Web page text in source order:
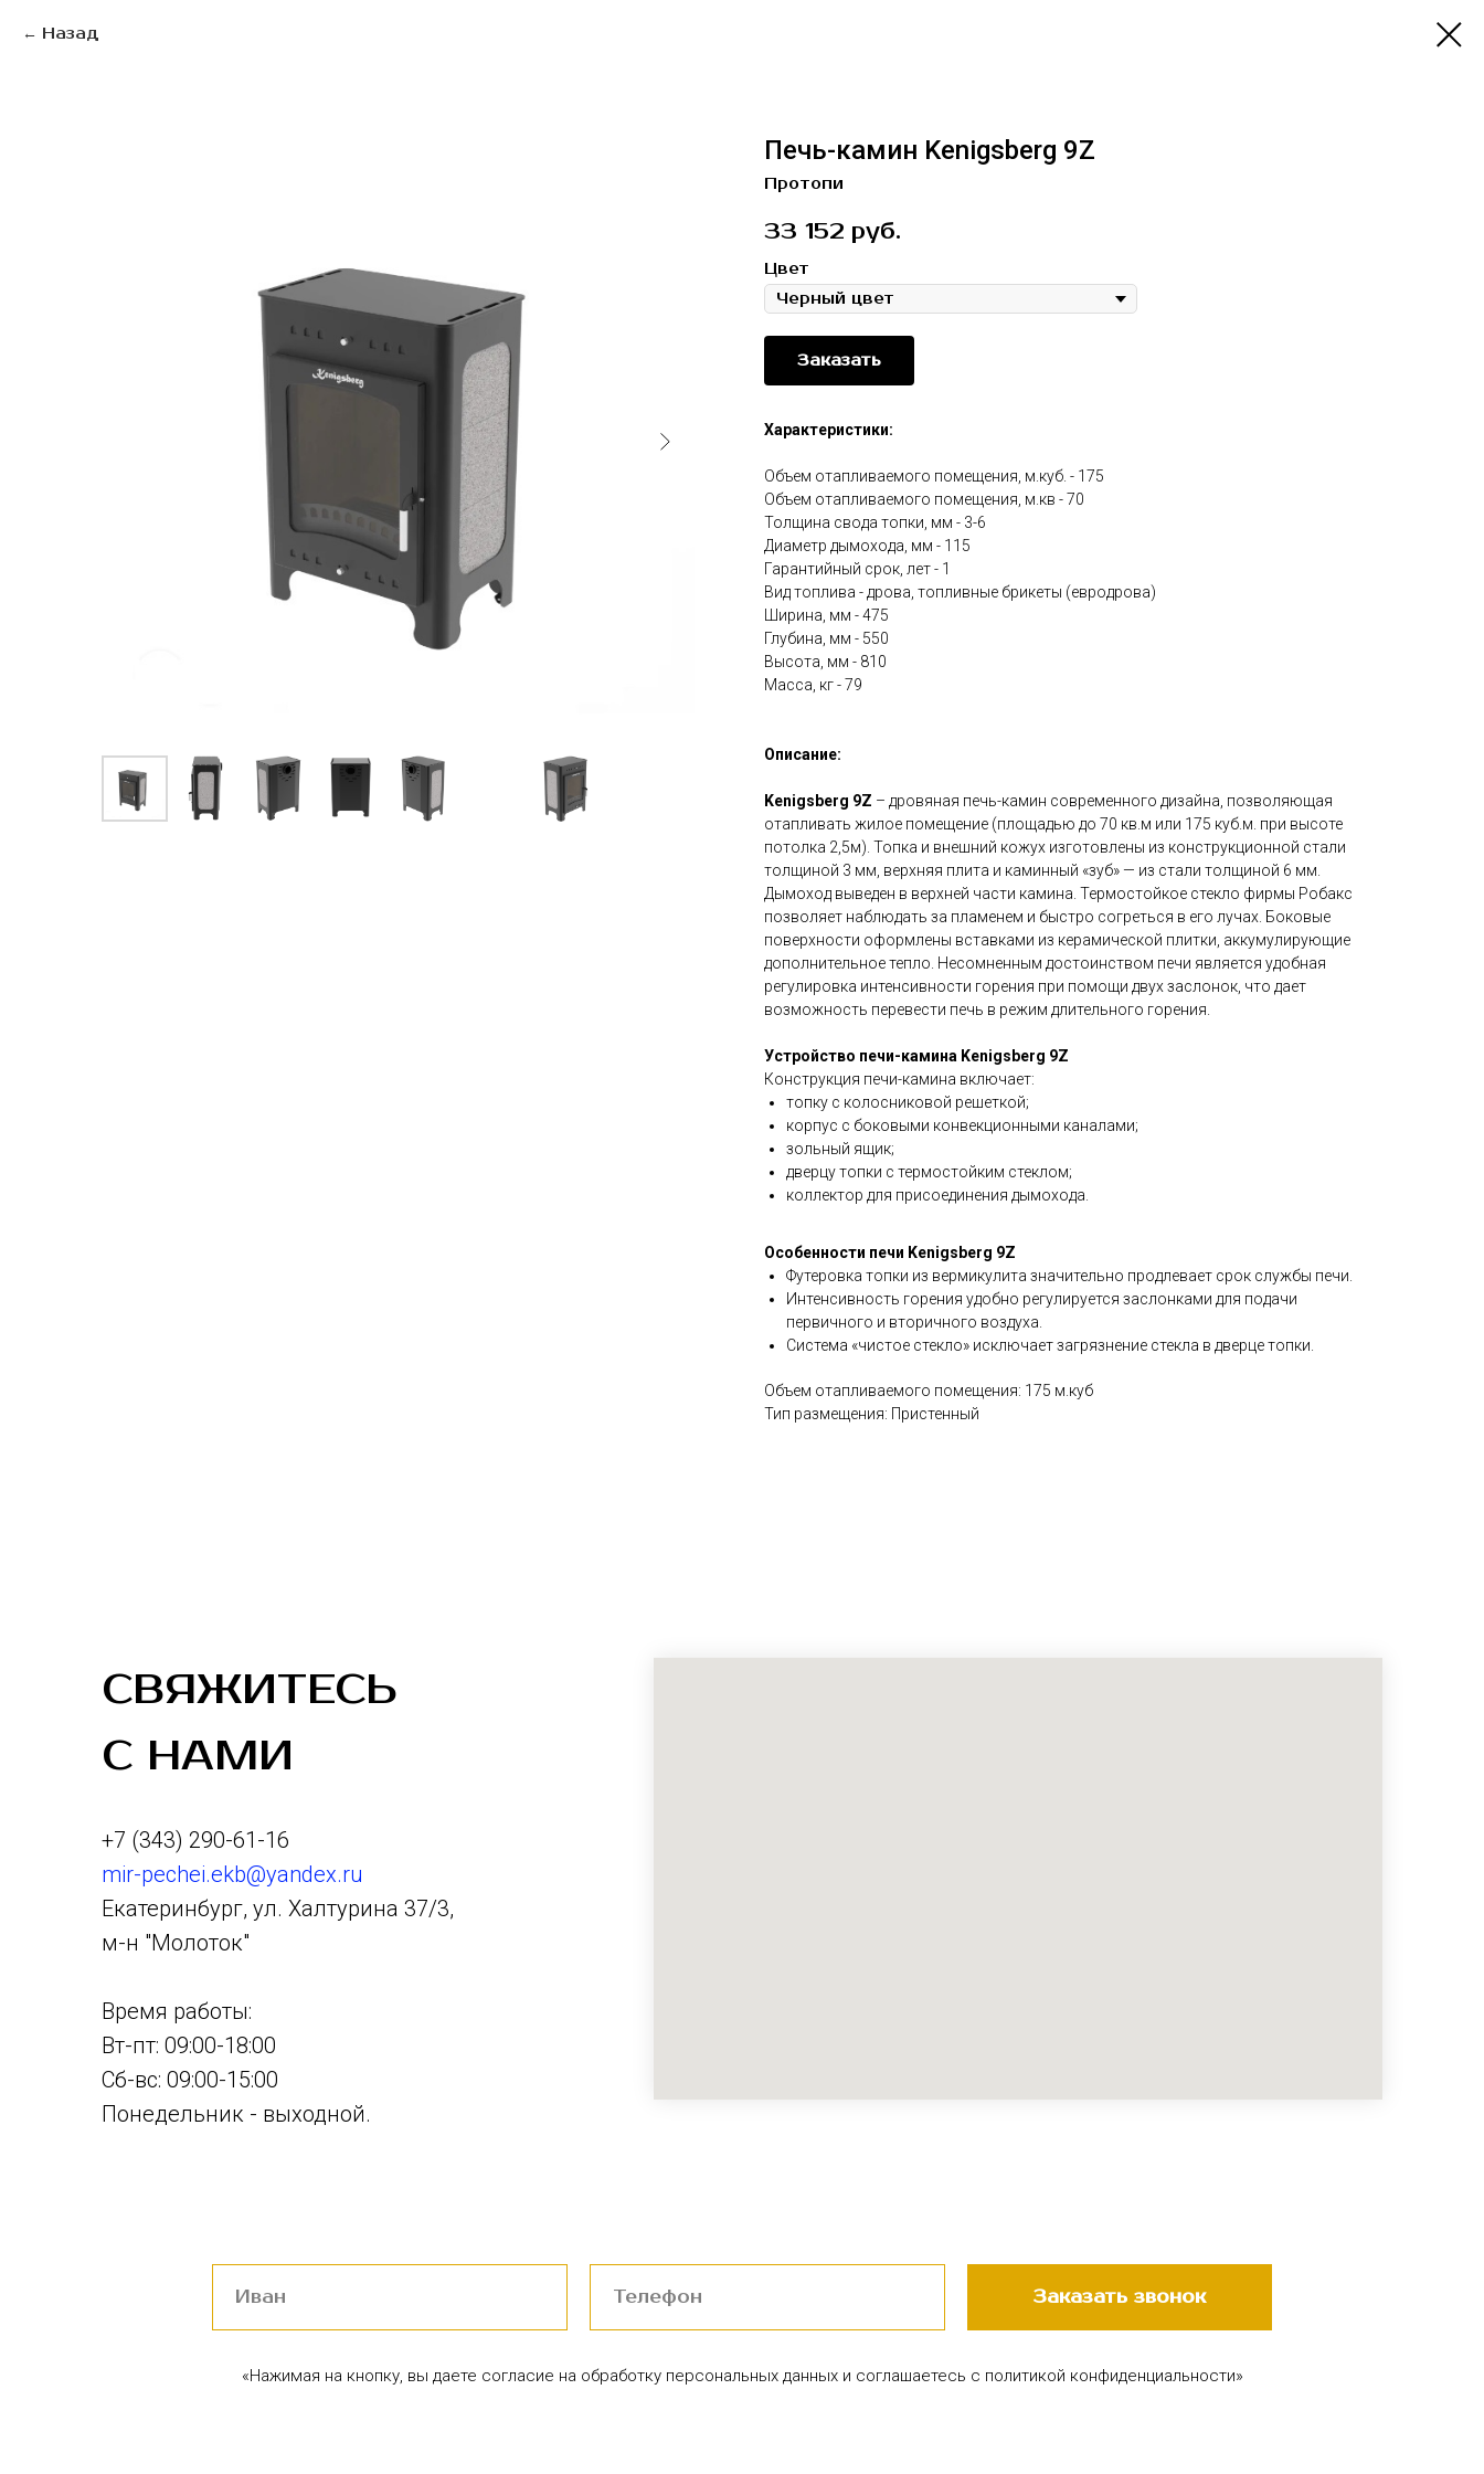
Назад
Печь-камин Kenigsberg 9Z
Протопи
33 152 руб.
Цвет
Заказать
Характеристики:
Объем отапливаемого помещения, м.куб. - 175
Объем отапливаемого помещения, м.кв - 70
Толщина свода топки, мм - 3-6
Диаметр дымохода, мм - 115
Гарантийный срок, лет - 1
Вид топлива - дрова, топливные брикеты (евродрова)
Ширина, мм - 475
Глубина, мм - 550
Высота, мм - 810
Масса, кг - 79
Описание:
Kenigsberg 9Z – дровяная печь-камин современного дизайна, позволяющая
отапливать жилое помещение (площадью до 70 кв.м или 175 куб.м. при высоте
потолка 2,5м). Топка и внешний кожух изготовлены из конструкционной стали
толщиной 3 мм, верхняя плита и каминный «зуб» — из стали толщиной 6 мм.
Дымоход выведен в верхней части камина. Термостойкое стекло фирмы Робакс
позволяет наблюдать за пламенем и быстро согреться в его лучах. Боковые
поверхности оформлены вставками из керамической плитки, аккумулирующие
дополнительное тепло. Несомненным достоинством печи является удобная
регулировка интенсивности горения при помощи двух заслонок, что дает
возможность перевести печь в режим длительного горения.
Устройство печи-камина Kenigsberg 9Z
Конструкция печи-камина включает:
топку с колосниковой решеткой;
корпус с боковыми конвекционными каналами;
зольный ящик;
дверцу топки с термостойким стеклом;
коллектор для присоединения дымохода.
Особенности печи Kenigsberg 9Z
Футеровка топки из вермикулита значительно продлевает срок службы печи.
Интенсивность горения удобно регулируется заслонками для подачи
первичного и вторичного воздуха.
Система «чистое стекло» исключает загрязнение стекла в дверце топки.
Объем отапливаемого помещения: 175 м.куб
Тип размещения: Пристенный
СВЯЖИТЕСЬ
С НАМИ
+7 (343) 290-61-16
mir-pechei.ekb@yandex.ru
Екатеринбург, ул. Халтурина 37/3,
м-н "Молоток"
Время работы:
Вт-пт: 09:00-18:00
Сб-вс: 09:00-15:00
Понедельник - выходной.
Заказать звонок
«Нажимая на кнопку, вы даете согласие на обработку персональных данных и соглашаетесь c политикой конфиденциальности»